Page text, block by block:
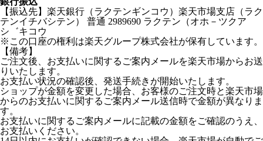
【振込先】楽天銀行（ラクテンギンコウ）楽天市場支店（ラク
テンイチバシテン） 普通 2989690 ラクテン（オホ－ツクア
シ゛キコウ
※この口座の権利は楽天グループ株式会社が保有しています。
【備考】
ご注文後、お支払いに関するご案内メールを楽天市場からお送
りいたします。
お支払い状況の確認後、発送手続きが開始いたします。
ショップが金額を変更した場合、お客様のご注文時と楽天市場
からのお支払いに関するご案内メール送信時で金額が異なりま
す。
お支払いに関するご案内メールに記載の金額をご確認のうえ、
お支払いください。